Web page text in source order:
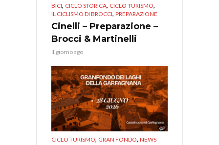
BICI, CICLO STORICA, CICLO TURISMO,
IL CICLISMO DI BROCCI, PREPARAZIONE
Cinelli – Preparazione –
Brocci & Martinelli
1 giorno ago
CICLO TURISMO, GRAN FONDO, NEWS